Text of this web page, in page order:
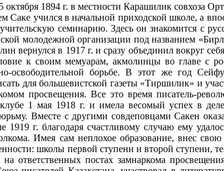
1894 г. в местности Карашилик совхоза
Саке учился в начальной приходской школе, а
семинарию. Здесь он знакомится с
молодежной организации под названием
вернулся в 1917 г. и сразу объединил вокруг
к своим мемуарам, акмолинцы во главе с
освободительной борьбе. В этот же год
для большевистской газеты «Тиршилик» и
просвещения. Все это время писатель-
1 мая 1918 г. и имела весомый успех в
Вместе с другими совдеповцами Сакен
1919 г. благодаря счастливому случаю ему
Имея сам неплохое образование, внес
школы первой ступени и второй ступени,
на ответственных постах замнаркома